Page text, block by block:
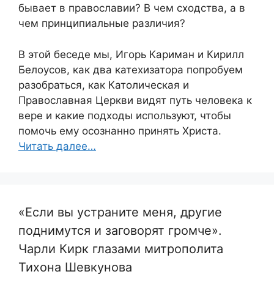
бывает в православии? В чем сходства, а в
чем принципиальные различия?
В этой беседе мы, Игорь Кариман и Кирилл
Белоусов, как два катехизатора попробуем
разобраться, как Католическая и
Православная Церкви видят путь человека к
вере и какие подходы используют, чтобы
помочь ему осознанно принять Христа.
Читать далее…
«Если вы устраните меня, другие
поднимутся и заговорят громче».
Чарли Кирк глазами митрополита
Тихона Шевкунова